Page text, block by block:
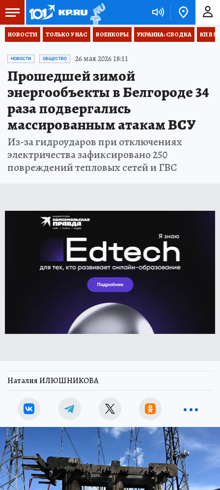
НОВОСТИ ТОЛЬКО У НАС ВОЕНКОРЫ УКРАИНА: СВОДКА КП В
НОВОСТИ ОБЩЕСТВО 26 мая 2026 18:11
Прошедшей зимой
энергообъекты в Белгороде 34
раза подвергались
массированным атакам ВСУ
Из-за гидроударов при отключениях
электричества зафиксировано 250
повреждений тепловых сетей и ГВС
Наталия ИЛЮШНИКОВА